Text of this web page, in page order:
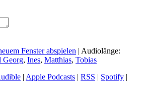
Fenster abspielen | Audiolänge:
Georg, Ines, Matthias, Tobias
| Apple Podcasts | RSS | Spotify |